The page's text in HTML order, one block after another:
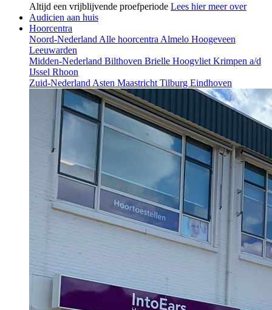
Altijd een vrijblijvende proefperiode Lees hier meer over
Audicien aan huis
Hoorcentra
Noord-Nederland Alle hoorcentra Almelo Hoogeveen
Leeuwarden
Midden-Nederland Bilthoven Brielle Hoogvliet Krimpen a/d
IJssel Rhoon
Zuid-Nederland Asten Maastricht Tilburg Eindhoven